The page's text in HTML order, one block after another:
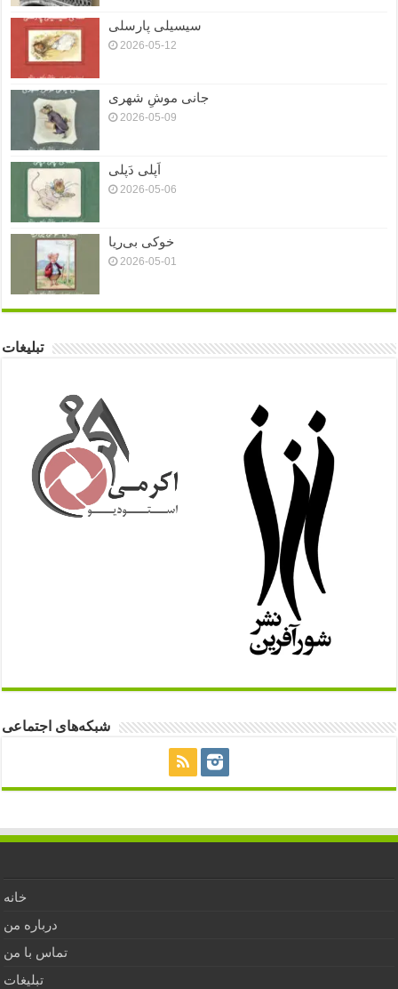
سیسیلی پارسلی
2026-05-12
جانی موشِ شهری
2026-05-09
اَپلی دَپلی
2026-05-06
خوکی بی‌ریا
2026-05-01
تبلیغات
شبکه‌های اجتماعی
خانه
درباره من
تماس با من
تبلیغات